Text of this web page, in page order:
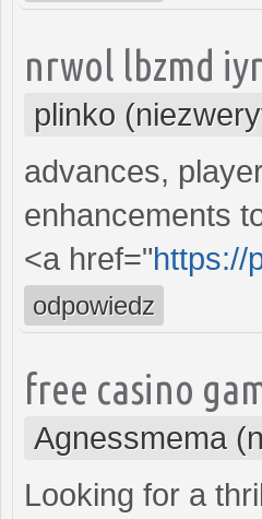
nrwol lbzmd
plinko
advances,
enhancements
<a href="https://
odpowiedz
free casino
Agnessmema
Looking for a